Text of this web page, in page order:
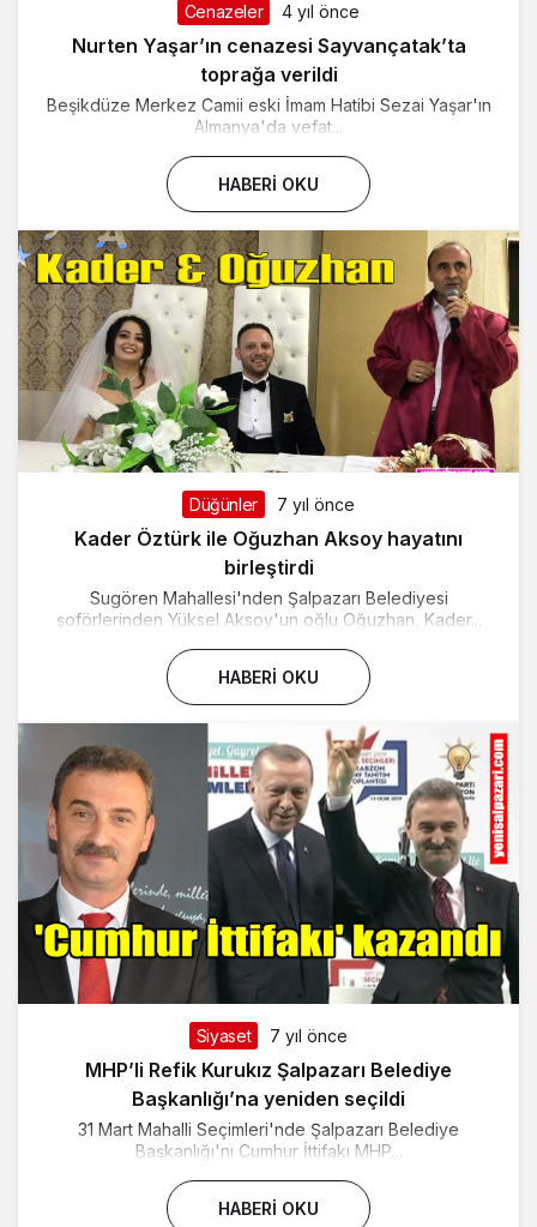
Cenazeler 4 yıl önce
Nurten Yaşar’ın cenazesi Sayvançatak’ta
toprağa verildi
Beşikdüze Merkez Camii eski İmam Hatibi Sezai Yaşar'ın
Almanya'da vefat...
HABERI OKU
Düğünler 7 yıl önce
Kader Öztürk ile Oğuzhan Aksoy hayatını
birleştirdi
Sugören Mahallesi'nden Şalpazarı Belediyesi
şoförlerinden Yüksel Aksoy'un oğlu Oğuzhan, Kader...
HABERI OKU
Siyaset 7 yıl önce
MHP’li Refik Kurukız Şalpazarı Belediye
Başkanlığı’na yeniden seçildi
31 Mart Mahalli Seçimleri'nde Şalpazarı Belediye
Başkanlığı'nı Cumhur İttifakı MHP...
HABERI OKU